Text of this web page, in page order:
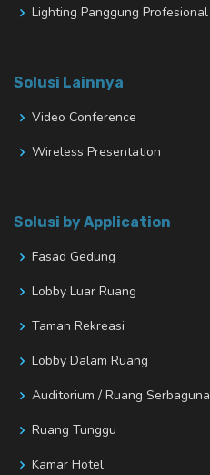
Lighting Panggung Profesional
Solusi Lainnya
Video Conference
Wireless Presentation
Solusi by Application
Fasad Gedung
Lobby Luar Ruang
Taman Rekreasi
Lobby Dalam Ruang
Auditorium / Ruang Serbaguna
Ruang Tunggu
Kamar Hotel